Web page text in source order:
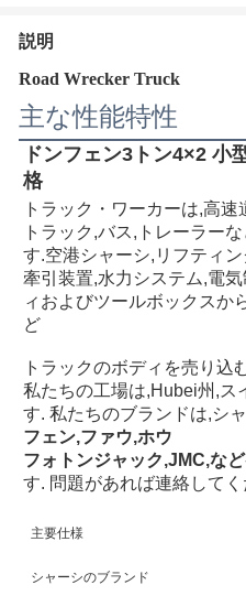
説明
Road Wrecker Truck
主な性能特性
ドンフェン3トン4×2 小
格
トラック・ワーカーは,高
トラック,バス,トレーラー
す.空港シャーシ,リフティ
牽引装置,水力システム,電
ィおよびツールボックスか
ど
トラックのボディを売り込
私たちの工場は,Hubei州,ス
す. 私たちのブランドは,シ
フェン,ファウ,ホウ
フォトンジャック,JMC,など
す. 問題があれば連絡してく
主要仕様
シャーシのブランド